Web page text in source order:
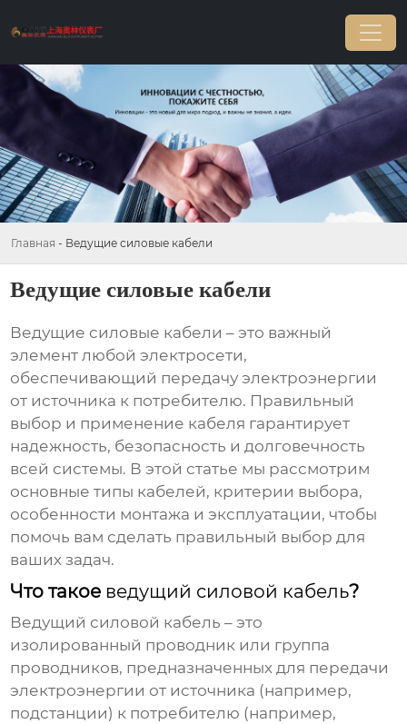
Главная - Ведущие силовые кабели
Ведущие силовые кабели
Ведущие силовые кабели – это важный
элемент любой электросети,
обеспечивающий передачу электроэнергии
от источника к потребителю. Правильный
выбор и применение кабеля гарантирует
надежность, безопасность и долговечность
всей системы. В этой статье мы рассмотрим
основные типы кабелей, критерии выбора,
особенности монтажа и эксплуатации, чтобы
помочь вам сделать правильный выбор для
ваших задач.
Что такое ведущий силовой кабель?
Ведущий силовой кабель – это
изолированный проводник или группа
проводников, предназначенных для передачи
электроэнергии от источника (например,
подстанции) к потребителю (например,